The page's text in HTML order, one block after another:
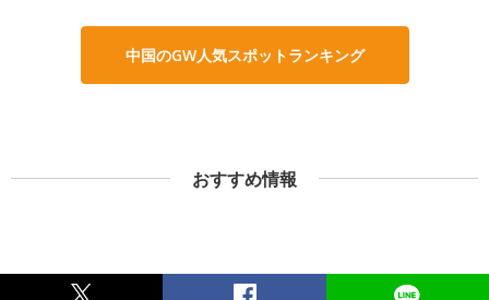
中国のGW人気スポットランキング
おすすめ情報